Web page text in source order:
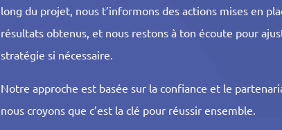
long du projet, nous t’informons des actions mises en
résultats obtenus, et nous restons à ton écoute pour
stratégie si nécessaire.
Notre approche est basée sur la confiance et le
nous croyons que c’est la clé pour réussir ensemble.